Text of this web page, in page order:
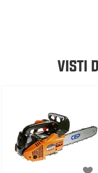
VISTI